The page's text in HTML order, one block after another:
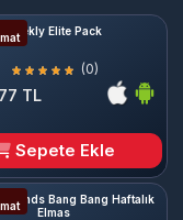
Weekly Elite Pack
(0)
TL
Sepete Ekle
Bang Bang Haftalık
Elmas